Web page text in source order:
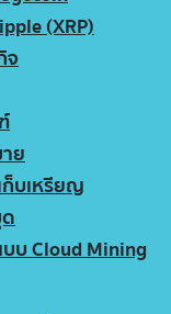
(XRP)
จ
ย
ก็บเหรียญ
บ Cloud Mining